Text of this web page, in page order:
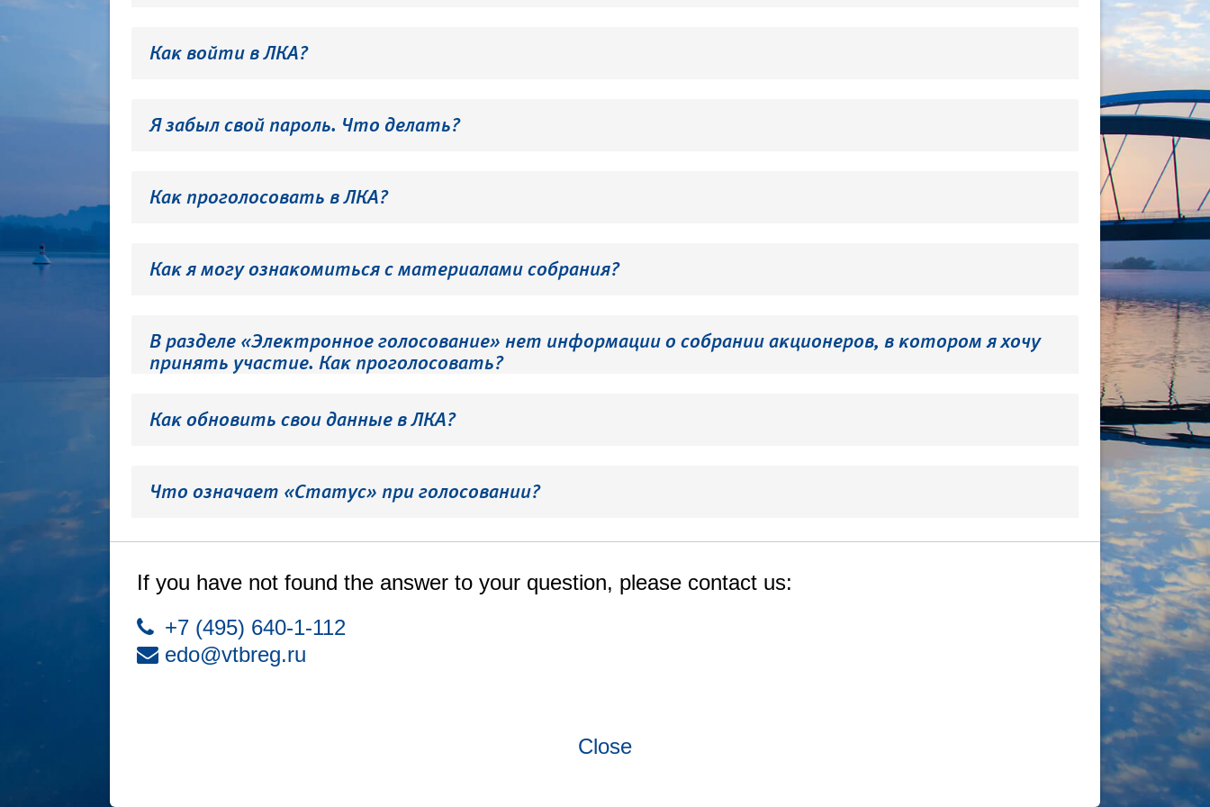
Как войти в ЛКА?
Я забыл свой пароль. Что делать?
Как проголосовать в ЛКА?
Как я могу ознакомиться с материалами собрания?
В разделе «Электронное голосование» нет информации о собрании акционеров, в котором я хочу
принять участие. Как проголосовать?
Как обновить свои данные в ЛКА?
Что означает «Статус» при голосовании?
If you have not found the answer to your question, please contact us:
+7 (495) 640-1-112
edo@vtbreg.ru
Close